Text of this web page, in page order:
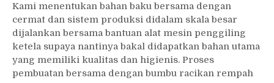
Kami menentukan bahan baku bersama dengan
cermat dan sistem produksi didalam skala besar
dijalankan bersama bantuan alat mesin penggiling
ketela supaya nantinya bakal didapatkan bahan utama
yang memiliki kualitas dan higienis. Proses
pembuatan bersama dengan bumbu racikan rempah